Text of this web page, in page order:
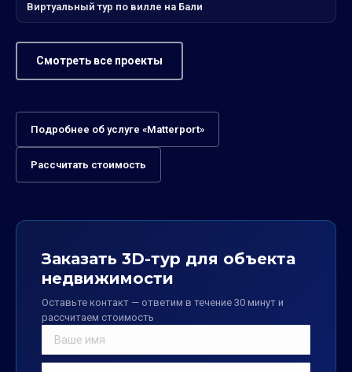
Виртуальный тур по вилле на Бали
Смотреть все проекты
Подробнее об услуге «Matterport»
Рассчитать стоимость
Заказать 3D-тур для объекта
недвижимости
Оставьте контакт — ответим в течение 30 минут и
рассчитаем стоимость